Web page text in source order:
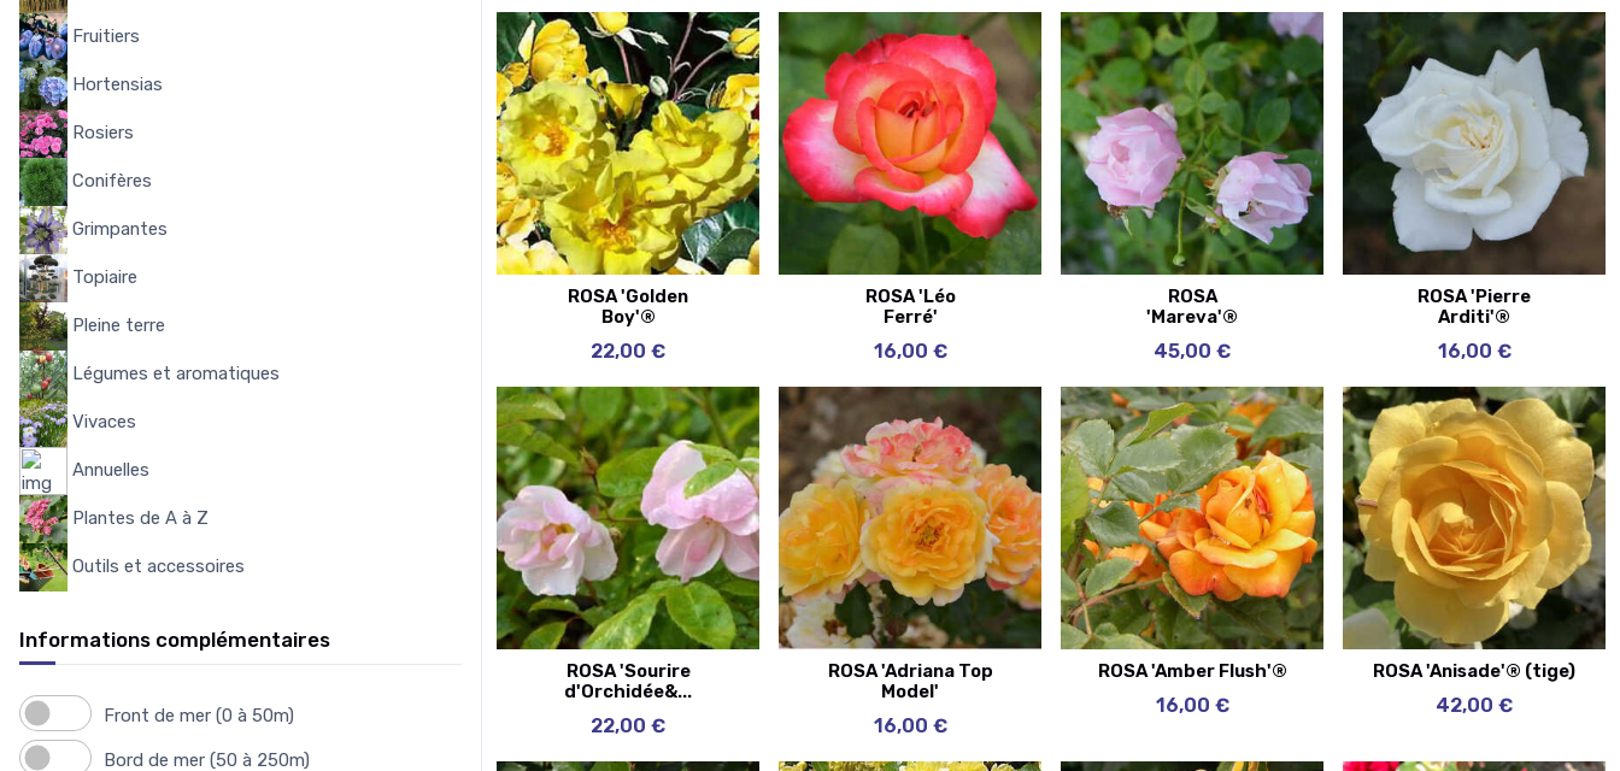
Fruitiers
Hortensias
Rosiers
Conifères
Grimpantes
Topiaire
Pleine terre
Légumes et aromatiques
Vivaces
Annuelles
Plantes de A à Z
Outils et accessoires
Informations complémentaires
Front de mer (0 à 50m)
Bord de mer (50 à 250m)
ROSA 'Golden
Boy'®
22,00 €
ROSA 'Léo
Ferré'
16,00 €
ROSA
'Mareva'®
45,00 €
ROSA 'Pierre
Arditi'®
16,00 €
ROSA 'Sourire
d'Orchidée&...
22,00 €
ROSA 'Adriana Top
Model'
16,00 €
ROSA 'Amber Flush'®
16,00 €
ROSA 'Anisade'® (tige)
42,00 €